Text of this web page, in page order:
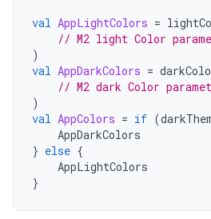
val AppLightColors =
// M2 light Color
)
val AppDarkColors =
// M2 dark Color
)
val AppColors = if (
AppDarkColors
} else {
AppLightColors
}